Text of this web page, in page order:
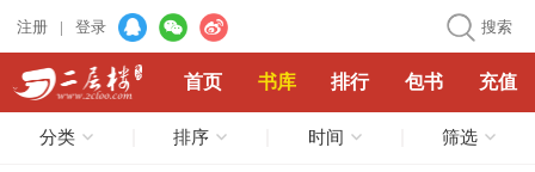
注册 | 登录 搜索
首页 书库 排行 包书 充值
分类 排序 时间 筛选